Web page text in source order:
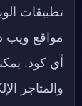
تطبيقات
مواقع ويب
أي كود.
والمتاجر